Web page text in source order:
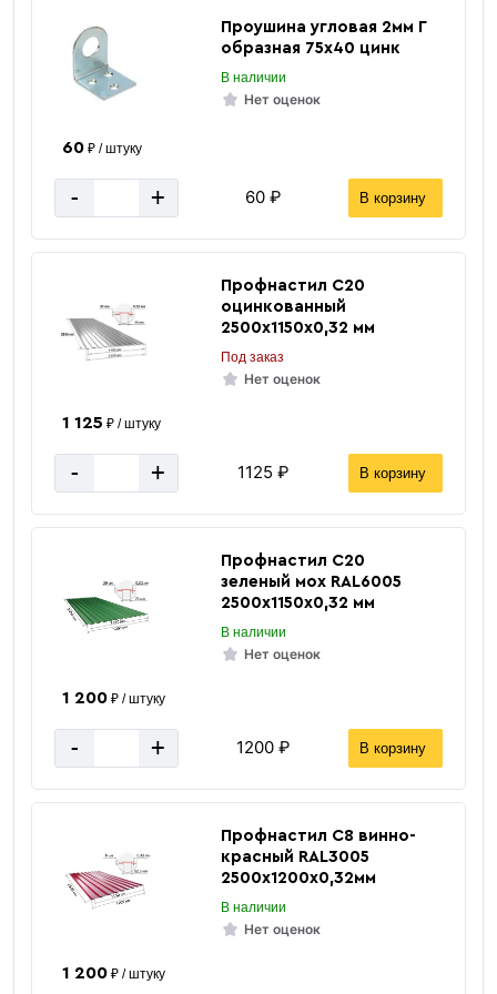
Проушина угловая 2мм Г
образная 75х40 цинк
В наличии
Нет оценок
60₽ / штуку
- + 60 ₽ В корзину
Профнастил C20
оцинкованный
2500х1150х0,32 мм
Под заказ
Нет оценок
1 125 ₽ / штуку
- + 1125 ₽ В корзину
Профнастил С20
зеленый мох RAL6005
2500х1150х0,32 мм
В наличии
Нет оценок
1 200₽ / штуку
- + 1200 ₽ В корзину
Профнастил С8 винно-
красный RAL3005
2500х1200х0,32мм
В наличии
Нет оценок
1 200₽ / штуку
«В корзину»
«Быстрый заказ»